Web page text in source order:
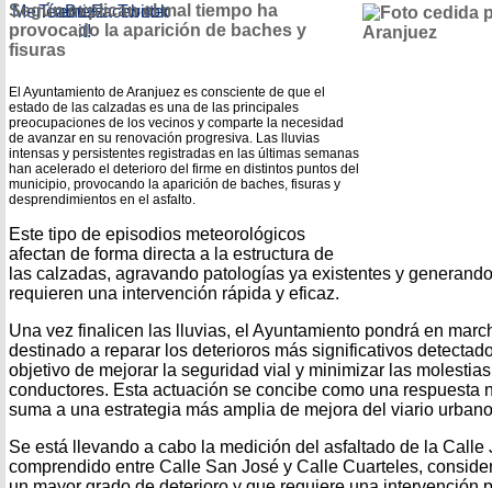
Según explican el mal tiempo ha
provocado la aparición de baches y
fisuras
El Ayuntamiento de Aranjuez es consciente de que el
estado de las calzadas es una de las principales
preocupaciones de los vecinos y comparte la necesidad
de avanzar en su renovación progresiva. Las lluvias
intensas y persistentes registradas en las últimas semanas
han acelerado el deterioro del firme en distintos puntos del
municipio, provocando la aparición de baches, fisuras y
desprendimientos en el asfalto.
Este tipo de episodios meteorológicos
afectan de forma directa a la estructura de
las calzadas, agravando patologías ya existentes y
requieren una intervención rápida y eficaz.
Una vez finalicen las lluvias, el Ayuntamiento pondrá en
destinado a reparar los deterioros más significativos
objetivo de mejorar la seguridad vial y minimizar las
conductores. Esta actuación se concibe como una respuesta
suma a una estrategia más amplia de mejora del viario
Se está llevando a cabo la medición del asfaltado de la Calle
comprendido entre Calle San José y Calle Cuarteles,